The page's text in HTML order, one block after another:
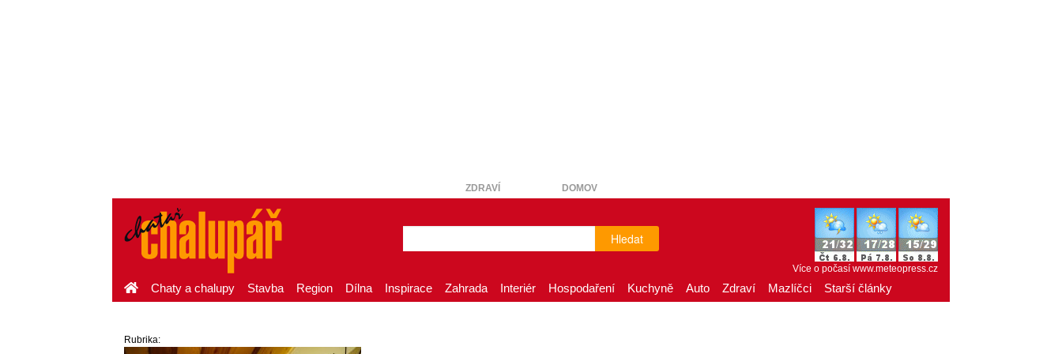
ZDRAVÍ DOMOV
Hledat
Více o počasí www.meteopress.cz
Chaty a chalupy Stavba Region Dílna Inspirace Zahrada Interiér Hospodaření Kuchyně Auto Zdraví Mazlíčci Starší články
Rubrika: